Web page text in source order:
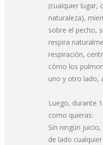
(cualquier lugar,
naturaleza),
sobre el pecho,
respira
respiración,
cómo los
uno y otro lado,
Luego, durante
como quieras:
Sin ningún
de lado